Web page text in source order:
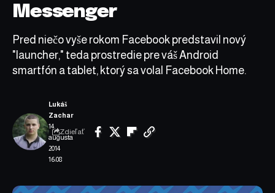
Messenger
Pred niečo vyše rokom Facebook predstavil nový
"launcher," teda prostredie pre váš Android
smartfón a tablet, ktorý sa volal Facebook Home.
14.
augusta
2014
16:08
Lukáš
Zachar
Zdieľať